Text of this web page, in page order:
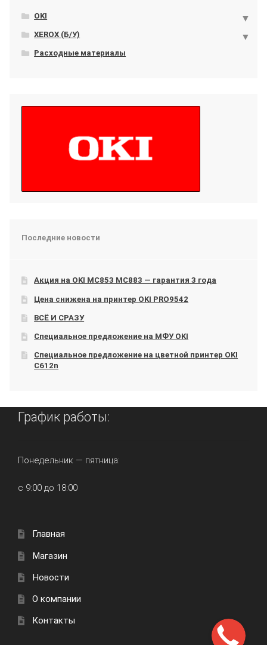
OKI
XEROX (Б/У)
Расходные материалы
Последние новости
Акция на OKI МС853 МС883 — гарантия 3 года
Цена снижена на принтер OKI PRO9542
ВСЁ И СРАЗУ
Специальное предложение на МФУ OKI
Специальное предложение на цветной принтер OKI
C612n
График работы:
Понедельник — пятница:
с 9:00 до 18:00
Главная
Магазин
Новости
О компании
Контакты